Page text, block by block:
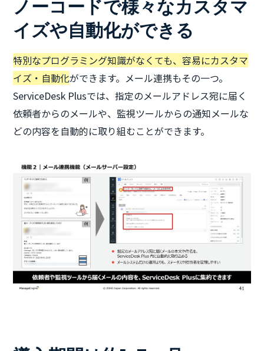
ノーコードで様々なカスタマ
イズや自動化ができる
特別なプログラミング知識がなくても、容易にカスタマ
イズ・自動化ができます。メール連携もその一つ。
ServiceDesk Plusでは、指定のメールアドレス宛に届く
依頼者からのメールや、監視ツールからの通知メールな
どの内容を自動的に取り組むことができます。